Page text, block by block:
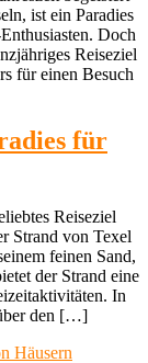
ist ein Paradies
Doch
Reiseziel
für einen Besuch
für
Reiseziel
Strand von Texel
feinen Sand,
der Strand eine
In
den […]